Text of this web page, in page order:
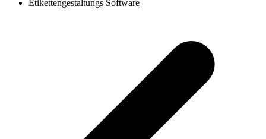
Etikettengestaltungs Software